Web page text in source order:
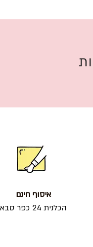
איסוף חינם
הכלנית 24 כפר סבא